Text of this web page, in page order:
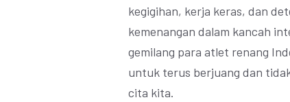
kegigihan, kerja keras, dan
kemenangan dalam kancah
gemilang para atlet renang
untuk terus berjuang dan
cita kita.